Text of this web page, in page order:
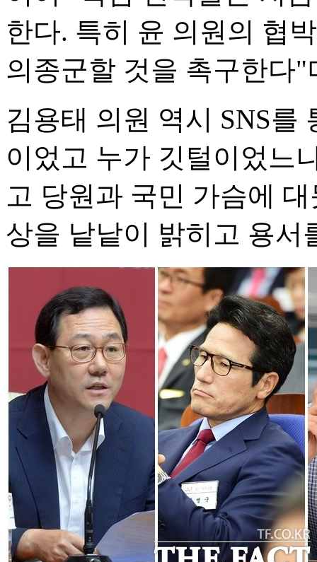
한다. 특히 윤 의원의 협
의종군할 것을 촉구한다
김용태 의원 역시 SNS를
이었고 누가 깃털이었느
고 당원과 국민 가슴에
상을 낱낱이 밝히고 용서